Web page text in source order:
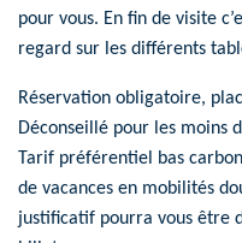
pour vous. En fin de visite
regard sur les différents
Réservation obligatoire,
Déconseillé pour les moins
Tarif préférentiel bas
de vacances en mobilités
justificatif pourra vous être